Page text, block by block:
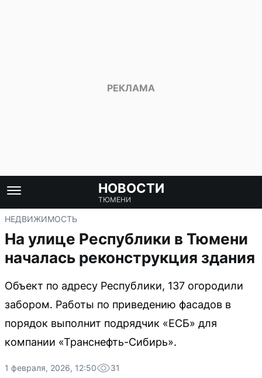
НОВОСТИ
ТЮМЕНИ
НЕДВИЖИМОСТЬ
На улице Республики в Тюмени
началась реконструкция здания
Объект по адресу Республики, 137 огородили
забором. Работы по приведению фасадов в
порядок выполнит подрядчик «ЕСБ» для
компании «Транснефть-Сибирь».
1 февраля, 2026, 12:50 31